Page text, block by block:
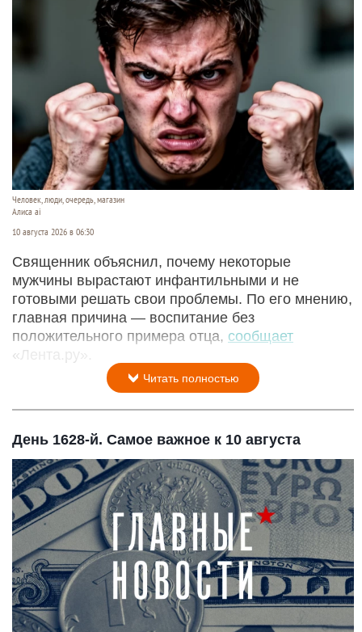
Человек, люди, очередь, магазин
Алиса ai
10 августа 2026 в 06:30
Священник объяснил, почему некоторые
мужчины вырастают инфантильными и не
готовыми решать свои проблемы. По его мнению,
главная причина — воспитание без
положительного примера отца, сообщает
«Лента.ру».
Читать полностью
День 1628-й. Самое важное к 10 августа